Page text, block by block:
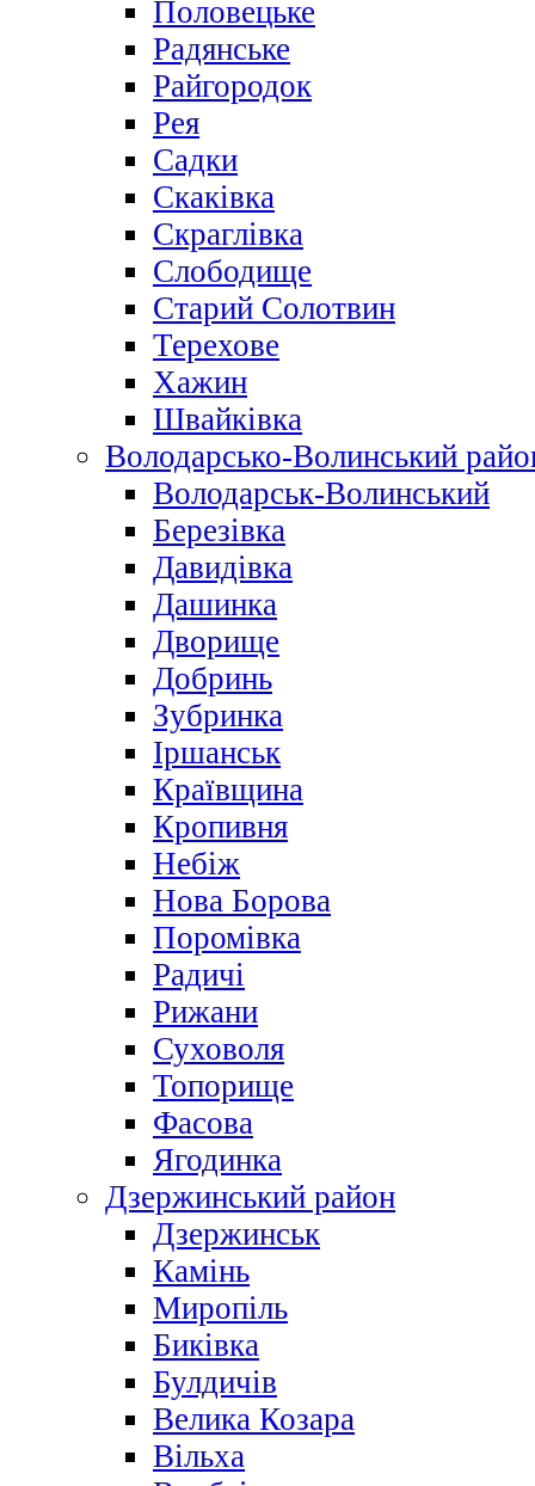
Половецьке
Радянське
Райгородок
Рея
Садки
Скаківка
Скраглівка
Слободище
Старий Солотвин
Терехове
Хажин
Швайківка
Володарсько-Волинський
Володарськ-Волинський
Березівка
Давидівка
Дашинка
Дворище
Добринь
Зубринка
Іршанськ
Краївщина
Кропивня
Небіж
Нова Борова
Поромівка
Радичі
Рижани
Суховоля
Топорище
Фасова
Ягодинка
Дзержинський район
Дзержинськ
Камінь
Миропіль
Биківка
Булдичів
Велика Козара
Вільха